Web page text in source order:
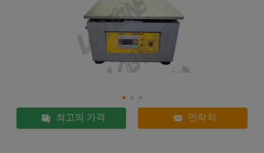
최고의 가격 연락처